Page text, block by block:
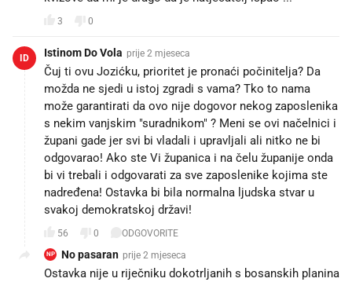
3 0
ID Istinom Do Vola prije 2 mjeseca
Čuj ti ovu Jozićku, prioritet je pronaći počinitelja? Da
možda ne sjedi u istoj zgradi s vama? Tko to nama
može garantirati da ovo nije dogovor nekog zaposlenika
s nekim vanjskim "suradnikom" ? Meni se ovi načelnici i
župani gade jer svi bi vladali i upravljali ali nitko ne bi
odgovarao! Ako ste Vi županica i na čelu županije onda
bi vi trebali i odgovarati za sve zaposlenike kojima ste
nadređena! Ostavka bi bila normalna ljudska stvar u
svakoj demokratskoj državi!
56 0 ODGOVORITE
NP No pasaran prije 2 mjeseca
Ostavka nije u riječniku dokotrljanih s bosanskih planina